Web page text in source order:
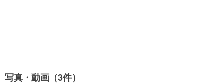
写真・動画（3件）